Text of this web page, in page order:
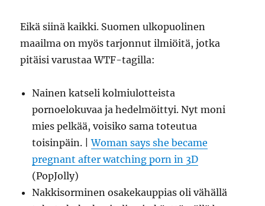
Eikä siinä kaikki. Suomen ulkopuolinen
maailma on myös tarjonnut ilmiöitä, jotka
pitäisi varustaa WTF-tagilla:
Nainen katseli kolmiulotteista
pornoelokuvaa ja hedelmöittyi. Nyt moni
mies pelkää, voisiko sama toteutua
toisinpäin. |Woman says she became
pregnant after watching porn in 3D
(PopJolly)
Nakkisorminen osakekauppias oli vähällä